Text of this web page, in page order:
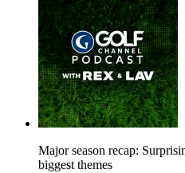
Major season recap:
biggest themes